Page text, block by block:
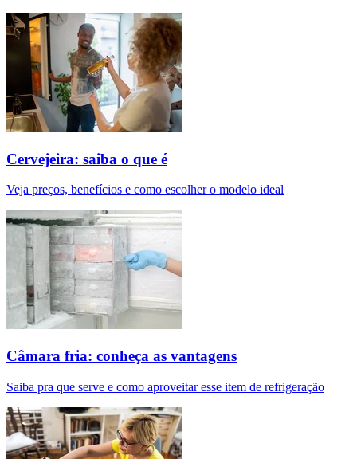
Cervejeira: saiba o que é
Veja preços, benefícios e como escolher o modelo ideal
Câmara fria: conheça as vantagens
Saiba pra que serve e como aproveitar esse item de refrigeração